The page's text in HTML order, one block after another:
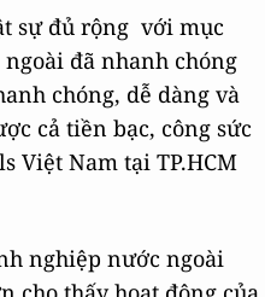
sự đủ rộng với mục
đã nhanh chóng
chóng, dễ dàng và
cả tiền bạc, công sức
Việt Nam tại TP.HCM
nghiệp nước ngoài